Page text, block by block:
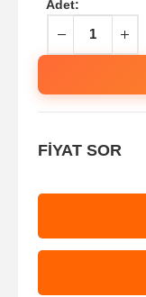
Adet:
FİYAT SOR